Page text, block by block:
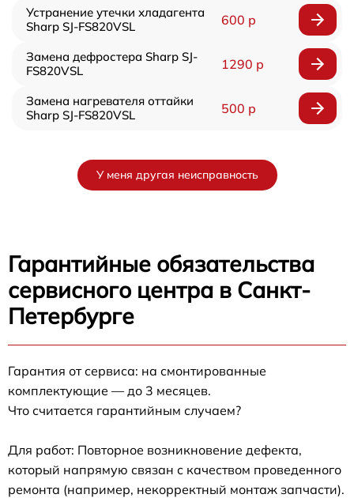
Устранение утечки хладагента
Sharp SJ-FS820VSL
600 р
Замена дефростера Sharp SJ-
FS820VSL
1290 р
Замена нагревателя оттайки
Sharp SJ-FS820VSL
500 р
У меня другая неисправность
Гарантийные обязательства
сервисного центра в Санкт-
Петербурге
Гарантия от сервиса: на смонтированные
комплектующие — до 3 месяцев.
Что считается гарантийным случаем?
Для работ: Повторное возникновение дефекта,
который напрямую связан с качеством проведенного
ремонта (например, некорректный монтаж запчасти).